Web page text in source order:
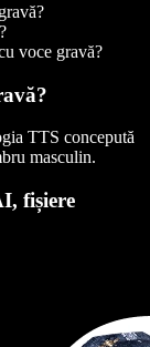
voce gravă?
TTS concepută
masculin.
fișiere